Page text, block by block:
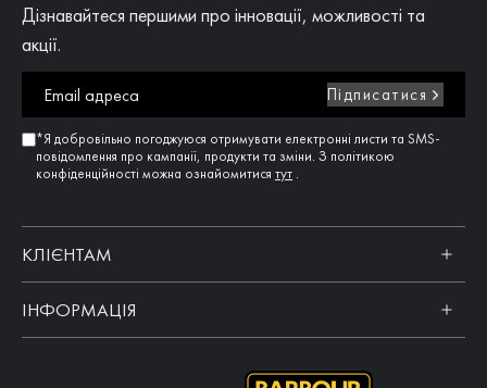
Дізнавайтеся першими про інновації, можливості та
акції.
Підписатися
*Я добровільно погоджуюся отримувати електронні листи та SMS-
повідомлення про кампанії, продукти та зміни. З політикою
конфіденційності можна ознайомитися тут .
КЛІЄНТАМ
ІНФОРМАЦІЯ